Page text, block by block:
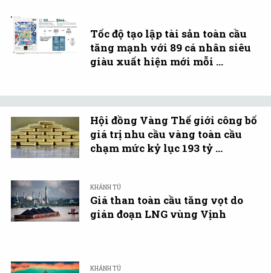
Tốc độ tạo lập tài sản toàn cầu
tăng mạnh với 89 cá nhân siêu
giàu xuất hiện mới mỗi ...
Hội đồng Vàng Thế giới công bố
giá trị nhu cầu vàng toàn cầu
chạm mức kỷ lục 193 tỷ ...
KHÁNH TÚ
Giá than toàn cầu tăng vọt do
gián đoạn LNG vùng Vịnh
KHÁNH TÚ